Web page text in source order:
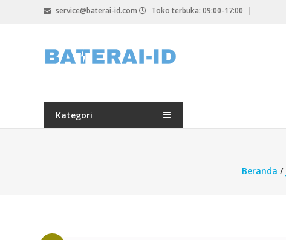
service@baterai-id.com Toko terbuka: 09:00-17:00
bateria-
id.com
Kategori
Beranda /